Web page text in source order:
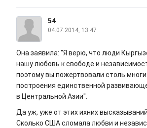
54
04.07.2014, 13:47
Она заявила: "Я верю, что люди
нашу любовь к свободе и
поэтому вы пожертвовали столь
построения единственной
в Центральной Азии".
Да уж, уже от этих ихних
Сколько США сломала любви и